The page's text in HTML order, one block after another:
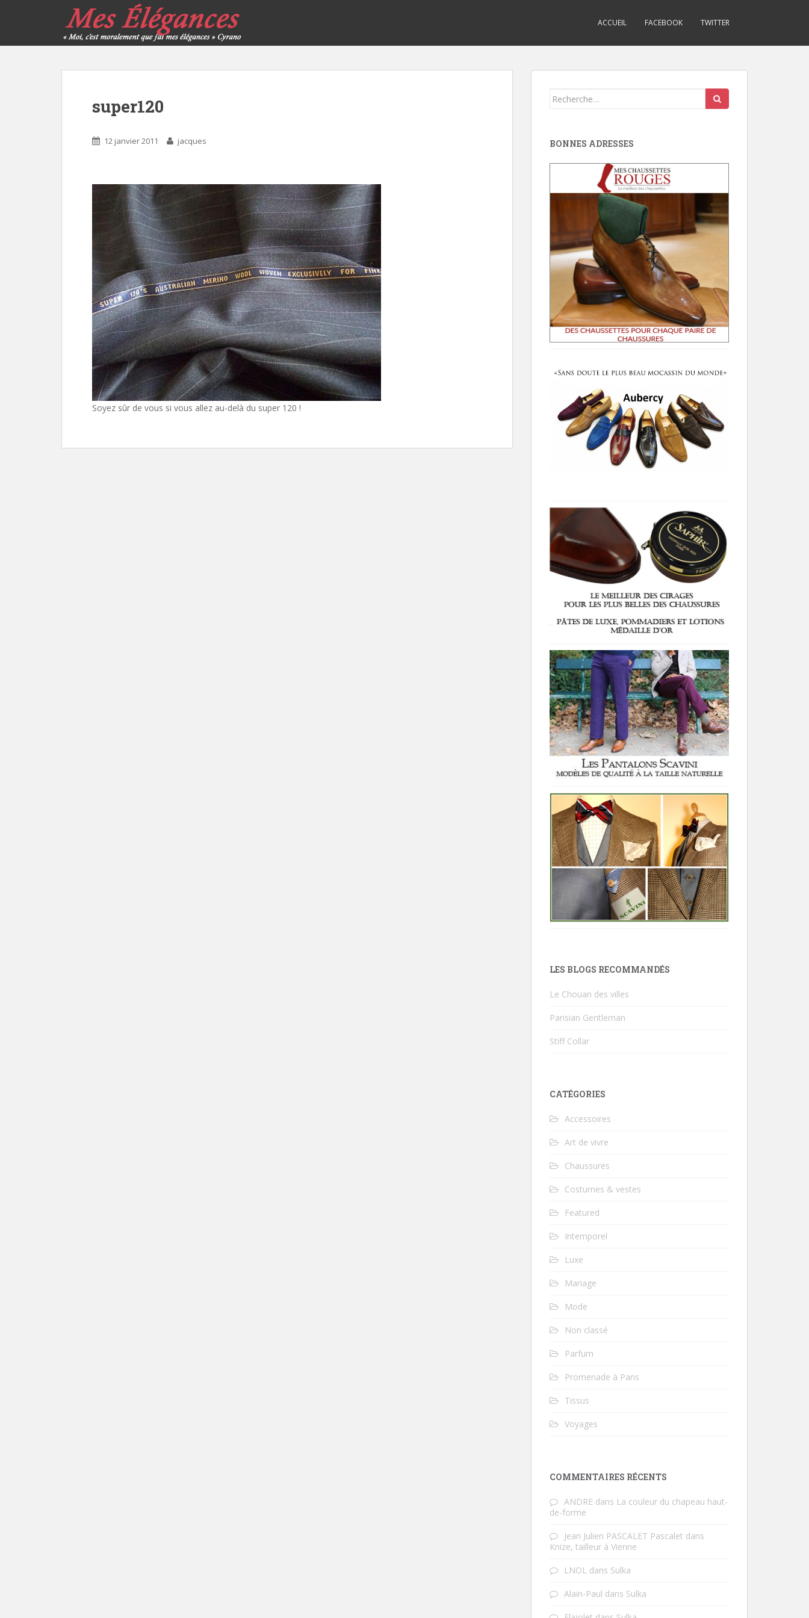
ACCUEIL FACEBOOK TWITTER
super120
12 janvier 2011 jacques
Soyez sûr de vous si vous allez au-delà du super 120 !
Search
BONNES ADRESSES
LES BLOGS RECOMMANDÉS
Le Chouan des villes
Parisian Gentleman
Stiff Collar
CATÉGORIES
Accessoires
Art de vivre
Chaussures
Costumes & vestes
Featured
Intemporel
Luxe
Mariage
Mode
Non classé
Parfum
Promenade à Paris
Tissus
Voyages
COMMENTAIRES RÉCENTS
ANDRE dans La couleur du chapeau haut-
de-forme
Jean Julien PASCALET Pascalet dans
Knize, tailleur à Vienne
LNOL dans Sulka
Alain-Paul dans Sulka